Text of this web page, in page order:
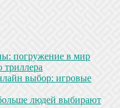
погружение в мир
триллера
выбор: игровые
людей выбирают